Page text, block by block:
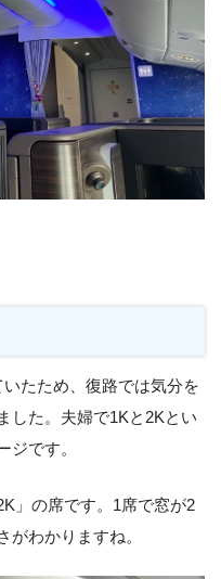
たため、復路では気分を
した。夫婦で1Kと2Kとい
ジです。
」の席です。1席で窓が2
がわかりますね。